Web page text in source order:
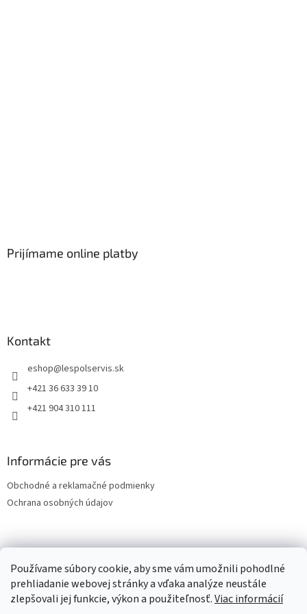
Používame súbory cookie, aby sme vám umožnili pohodlné
prehliadanie webovej stránky a vďaka analýze neustále
zlepšovali jej funkcie, výkon a použiteľnosť.Viac informácií
Prijímame online platby
Kontakt
eshop@lespolservis.sk
+421 36 633 39 10
+421 904 310 111
Informácie pre vás
Obchodné a reklamačné podmienky
Ochrana osobných údajov